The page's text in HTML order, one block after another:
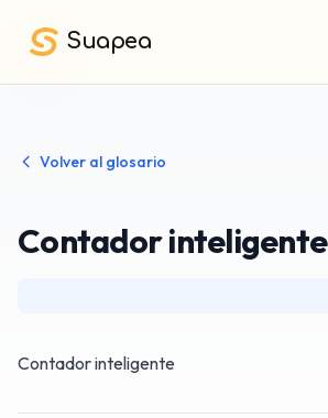
Suapea
Volver al glosario
Contador inteligente
Contador inteligente